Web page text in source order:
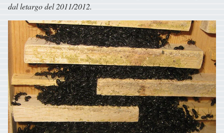
dal letargo del 2011/2012.